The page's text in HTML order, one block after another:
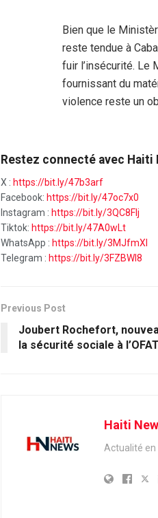
Bien que le
reste tendue à
fuir l’insécurité. Le
fournissant du
violence reste un
Restez connecté avec Haiti
X : https://bit.ly/47b3arf
Facebook: https://bit.ly/47oc7x0
Instagram : https://bit.ly/3QC8FIj
Tiktok: https://bit.ly/47A0wLt
WhatsApp : https://bit.ly/3MJfmXI
Telegram : https://bit.ly/3FZBWI8
Previous Post
Joubert Rochefort,
la sécurité sociale à
Haiti
Actualité en